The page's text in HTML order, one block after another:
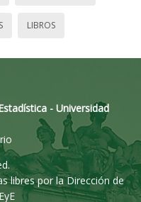
LIBROS
- Universidad
libres por la Dirección de